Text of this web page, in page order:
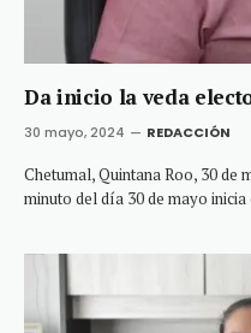
Da inicio la veda
30 mayo, 2024 REDACCIÓN
Chetumal, Quintana Roo, 30 de
minuto del día 30 de mayo